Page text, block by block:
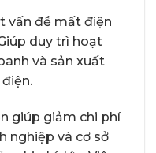
vấn đề mất điện
duy trì hoạt
và sản xuất
giúp giảm chi phí
nghiệp và cơ sở